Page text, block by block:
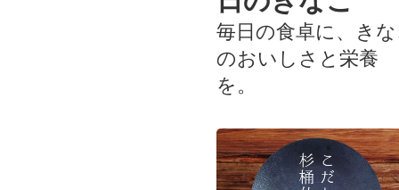
毎日の食卓に、き
のおいしさと栄養
を。